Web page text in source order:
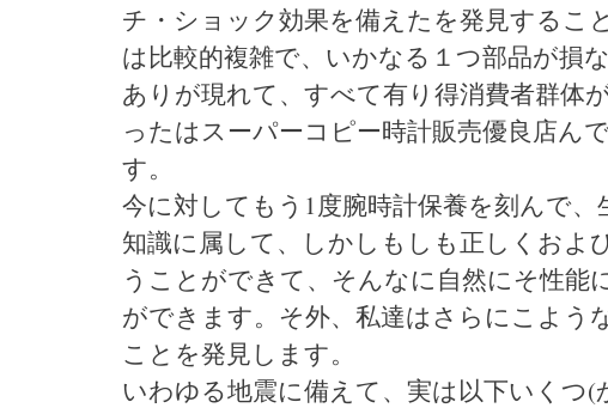
チ・ショック効果を備えたを発見するこ
は比較的複雑で、いかなる１つ部品が損
ありが現れて、すべて有り得消費者群体
ったはスーパーコピー時計販売優良店ん
す。
今に対してもう1度腕時計保養を刻んで
知識に属して、しかしもしも正しくおよ
うことができて、そんなに自然にそ性能
ができます。そ外、私達はさらにこよう
ことを発見します。
いわゆる地震に備えて、実は以下いくつ